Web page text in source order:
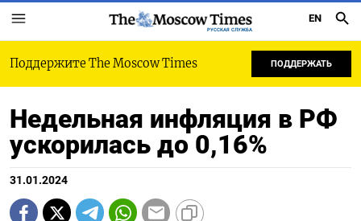
РУССКАЯ СЛУЖБА
EN
Поддержите The Moscow Times ПОДДЕРЖАТЬ
Недельная инфляция в РФ
ускорилась до 0,16%
31.01.2024